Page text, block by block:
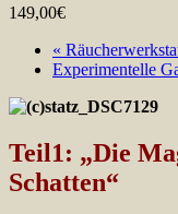
149,00€
«
Experimentelle
Teil1: „Die
Schatten“